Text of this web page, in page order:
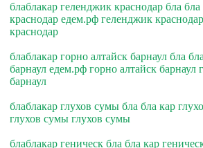
блаблакар геленджик краснодар бла
краснодар едем.рф геленджик
краснодар
блаблакар горно алтайск барнаул бла
барнаул едем.рф горно алтайск барнаул
барнаул
блаблакар глухов сумы бла бла кар
глухов сумы глухов сумы
блаблакар геническ бла бла кар